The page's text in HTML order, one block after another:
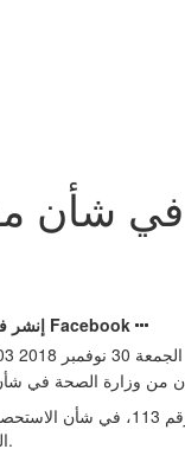
شأن
إنشر فى Facebook
الجمعة 30 نوفمبر 2018 06:03 صباحاً
أصدرت ​وزارة الصحة​ العامة - المديرية العامة
النفساني (العيادي والتربوي).